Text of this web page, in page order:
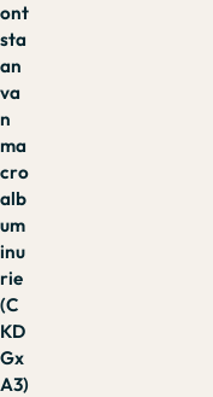
ont
sta
an
va
n
ma
cro
alb
um
inu
rie
(C
KD
Gx
A3)